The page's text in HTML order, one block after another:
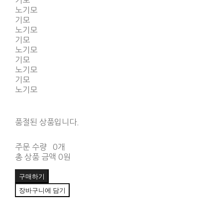
노기모
기모
노기모
기모
노기모
기모
노기모
기모
노기모
품절된 상품입니다.
주문 수량
0개
총 상품 금액 0원
구매하기
장바구니에 담기